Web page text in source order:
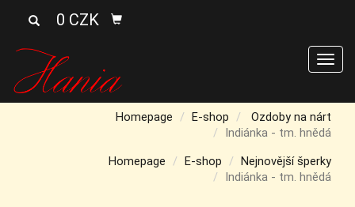
0 CZK
Homepage E-shop
Ozdoby na nárt
Indiánka - tm. hnědá
Homepage
E-shop
Nejnovější šperky
Indiánka - tm. hnědá